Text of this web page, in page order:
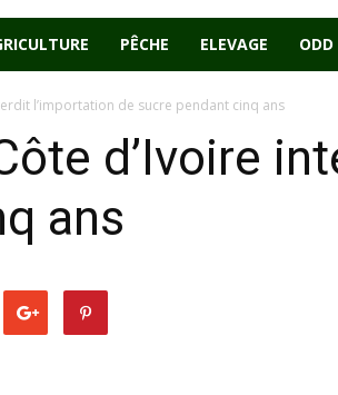
PÊCHE ELEVAGE ODD
l’importation de sucre pendant cinq ans
d’Ivoire
ans